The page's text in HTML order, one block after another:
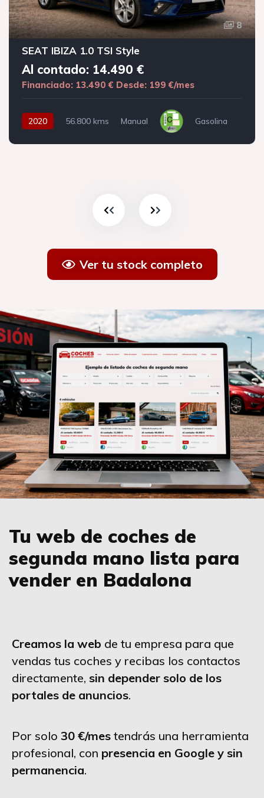
8
SEAT IBIZA 1.0 TSI Style
Al contado: 14.490 €
Financiado: 13.490 € Desde: 199 €/mes
2020 56.800 kms Manual Gasolina
Ver tu stock completo
Tu web de coches de
segunda mano lista para
vender en Badalona
Creamos la web de tu empresa para que
vendas tus coches y recibas los contactos
directamente, sin depender solo de los
portales de anuncios.
Por solo 30 €/mes tendrás una herramienta
profesional, con presencia en Google y sin
permanencia.